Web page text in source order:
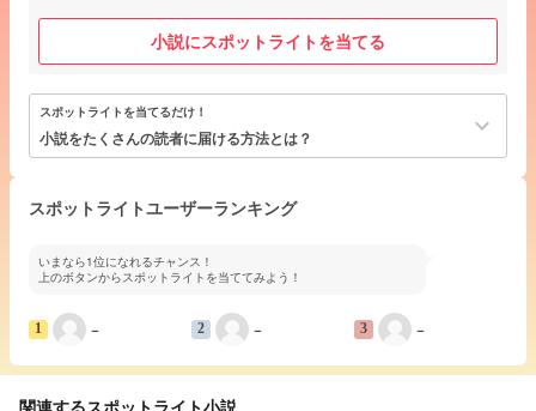
小説にスポットライトを当てる
スポットライトを当てるだけ！
小説をたくさんの読者に届ける方法とは？ keyboard_arrow_down
スポットライトユーザーランキング
いまなら1位になれるチャンス！
上のボタンからスポットライトを当ててみよう！
1 − 2 − 3 −
関連するスポットライト小説